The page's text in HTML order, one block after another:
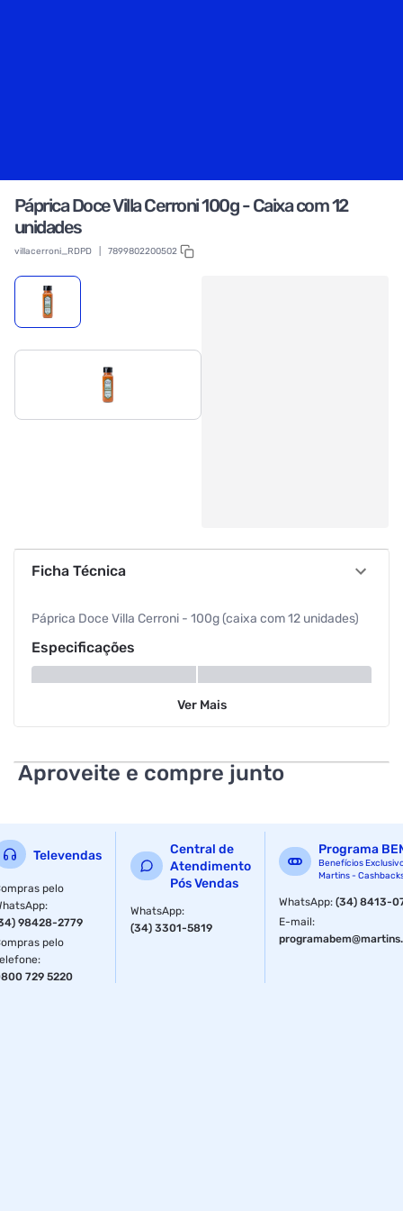
Páprica Doce Villa Cerroni 100g - Caixa com 12
unidades
villacerroni_RDPD 7899802200502
Ficha Técnica
Páprica Doce Villa Cerroni - 100g (caixa com 12 unidades)
Especificações
Ver Mais
Aproveite e compre junto
Televendas
pelo
:
98428-2779
pelo
:
729 5220
Central de
Atendimento
Pós Vendas
WhatsApp:
(34) 3301-5819
Programa
Benefícios
Martins -
WhatsApp:(34) 8413-
E-mail: